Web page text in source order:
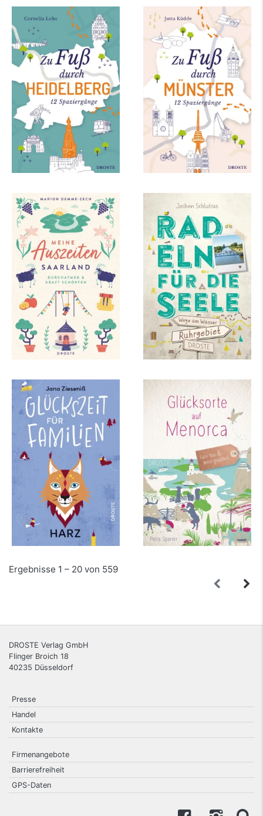
Cornelia Lohs
Zu Fuß durch
Heidelberg
mehr Infos …
Jutta Küdde
Zu Fuß durch
Münster
mehr Infos …
Marion Demme-Zech
Meine Auszeiten -
Saarland
mehr Infos …
Jochen Schlutius
Ruhrgebiet. Radeln
für die Seele. Wege
am Wasser
mehr Infos …
Jana Zieseniß
Glückszeit für
Familien – Harz
mehr Infos …
Petra Sparrer
Glücksorte auf
Menorca
mehr Infos …
Ergebnisse 1 – 20 von 559
DROSTE Verlag GmbH
Flinger Broich 18
40235 Düsseldorf
Presse
Handel
Kontakte
Firmenangebote
Barrierefreiheit
GPS-Daten